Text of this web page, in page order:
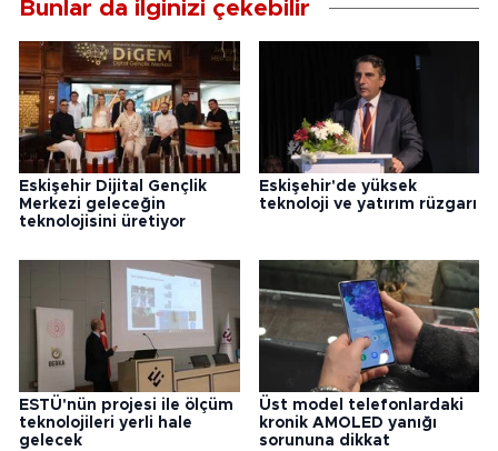
Bunlar da ilginizi çekebilir
Eskişehir Dijital Gençlik
Merkezi geleceğin
teknolojisini üretiyor
Eskişehir'de yüksek
teknoloji ve yatırım rüzgarı
ESTÜ'nün projesi ile ölçüm
teknolojileri yerli hale
gelecek
Üst model telefonlardaki
kronik AMOLED yanığı
sorununa dikkat